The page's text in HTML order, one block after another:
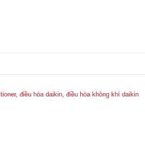
,điều hòa daikin,điều hòa không khí daikin